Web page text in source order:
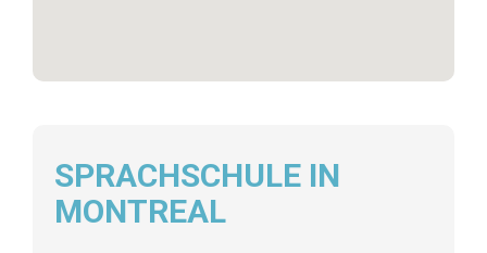
SPRACHSCHULE IN
MONTREAL